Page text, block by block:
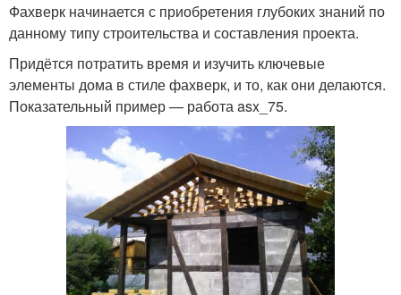
Фахверк начинается с приобретения глубоких знаний по
данному типу строительства и составления проекта.
Придётся потратить время и изучить ключевые
элементы дома в стиле фахверк, и то, как они делаются.
Показательный пример — работа asx_75.